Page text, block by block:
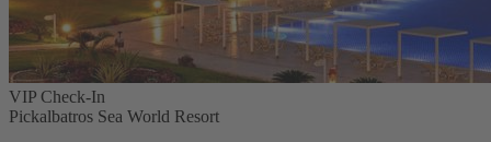
VIP Check-In
Pickalbatros Sea World Resort